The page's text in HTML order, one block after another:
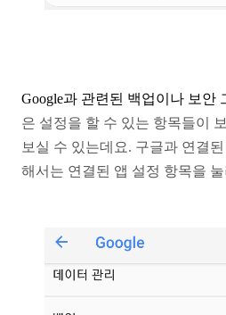
Google과 관련된 백업이나 보안
은 설정을 할 수 있는 항목들이
보실 수 있는데요. 구글과 연결
해서는 연결된 앱 설정 항목을